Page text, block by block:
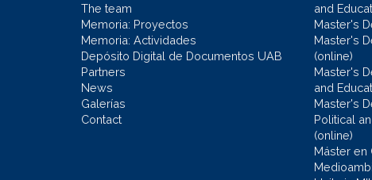
The team
Memoria: Proyectos
Memoria: Actividades
Depósito Digital de Documentos UAB
Partners
News
Galerías
Contact
and
Master's
Master's
(online)
Master's
and
Master's
Political
(online)
Máster en